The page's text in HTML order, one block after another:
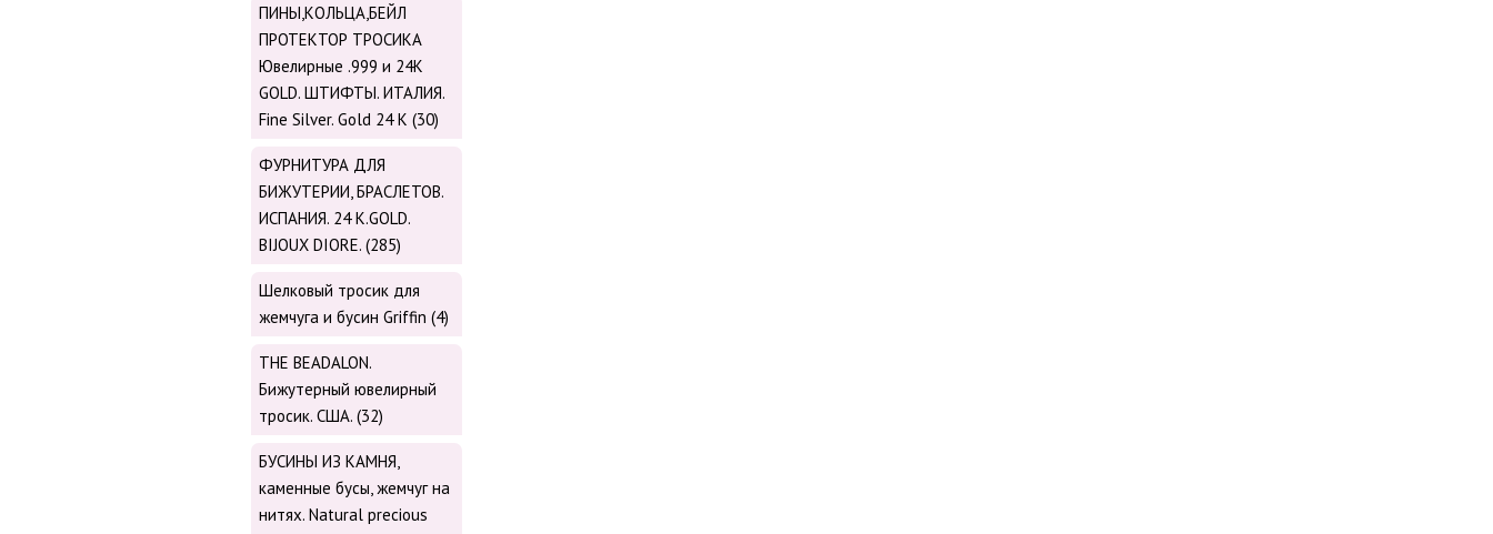
ПИНЫ,КОЛЬЦА,БЕЙЛ
ПРОТЕКТОР ТРОСИКА
Ювелирные .999 и 24К
GOLD. ШТИФТЫ. ИТАЛИЯ.
Fine Silver. Gold 24 K (30)
ФУРНИТУРА ДЛЯ
БИЖУТЕРИИ, БРАСЛЕТОВ.
ИСПАНИЯ. 24 K.GOLD.
BIJOUX DIORE. (285)
Шелковый тросик для
жемчуга и бусин Griffin (4)
THE BEADALON.
Бижутерный ювелирный
тросик. США. (32)
БУСИНЫ ИЗ КАМНЯ,
каменные бусы, жемчуг на
нитях. Natural precious